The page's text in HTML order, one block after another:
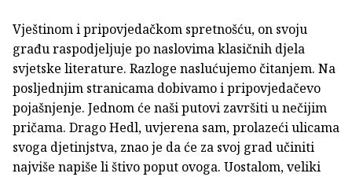
Vještinom i pripovjedačkom spretnošću, on svoju
građu raspodjeljuje po naslovima klasičnih djela
svjetske literature. Razloge naslućujemo čitanjem. Na
posljednjim stranicama dobivamo i pripovjedačevo
pojašnjenje. Jednom će naši putovi završiti u nečijim
pričama. Drago Hedl, uvjerena sam, prolazeći ulicama
svoga djetinjstva, znao je da će za svoj grad učiniti
najviše napiše li štivo poput ovoga. Uostalom, veliki